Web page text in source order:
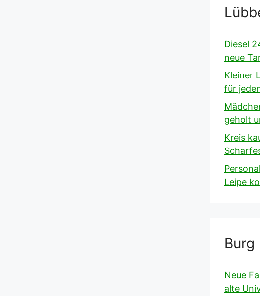
Diesel
neue
Kleiner
für
geholt
Kreis
Leipe
Burg
Neue
alte